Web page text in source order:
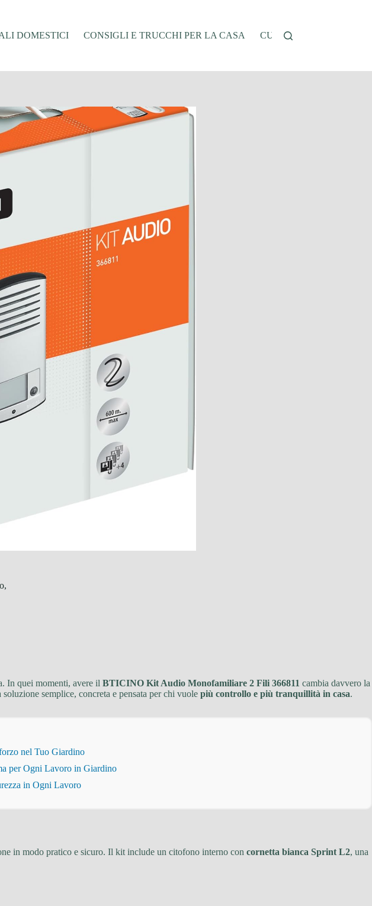
DOMESTICI CONSIGLI E TRUCCHI PER LA CASA CUCINA E RICETTE
In quei momenti, avere il BTICINO Kit Audio Monofamiliare 2 Fili 366811 cambia davvero la
semplice, concreta e pensata per chi vuole più controllo e più tranquillità in casa.
nel Tuo Giardino
per Ogni Lavoro in Giardino
in Ogni Lavoro
in modo pratico e sicuro. Il kit include un citofono interno con cornetta bianca Sprint L2, una